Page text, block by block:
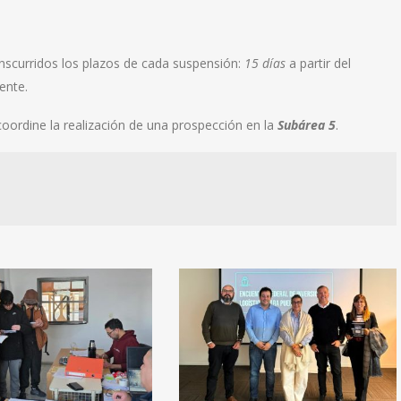
los plazos de cada suspensión: 15 días a partir del
la realización de una prospección en la Subárea 5.